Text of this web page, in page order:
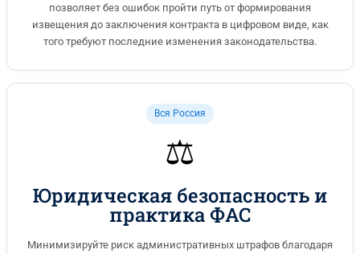
позволяет без ошибок пройти путь от формирования
извещения до заключения контракта в цифровом виде, как
того требуют последние изменения законодательства.
Вся Россия
⚖️
Юридическая безопасность и
практика ФАС
Минимизируйте риск административных штрафов благодаря